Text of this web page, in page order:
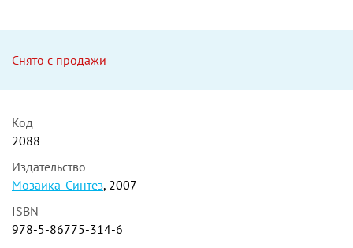
Снято с продажи
Код
2088
Издательство
Мозаика-Синтез, 2007
ISBN
978-5-86775-314-6